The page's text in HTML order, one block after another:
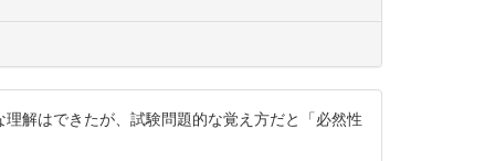
解はできたが、試験問題的な覚え方だと「必然性